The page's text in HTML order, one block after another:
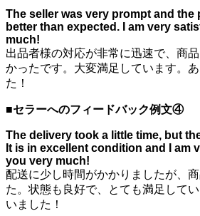
The seller was very prompt and the
better than expected. I am very
much!
出品者様の対応が非常に迅速で、商
かったです。大変満足しています。
た！
■セラーへのフィードバック例文④
The delivery took a little time, but
It is in excellent condition and I am
you very much!
配送に少し時間がかかりましたが、
た。状態も良好で、とても満足して
いました！